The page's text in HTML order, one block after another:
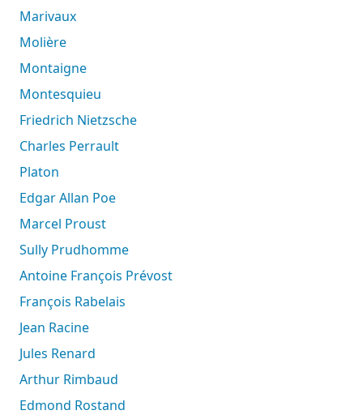
Marivaux
Molière
Montaigne
Montesquieu
Friedrich Nietzsche
Charles Perrault
Platon
Edgar Allan Poe
Marcel Proust
Sully Prudhomme
Antoine François Prévost
François Rabelais
Jean Racine
Jules Renard
Arthur Rimbaud
Edmond Rostand